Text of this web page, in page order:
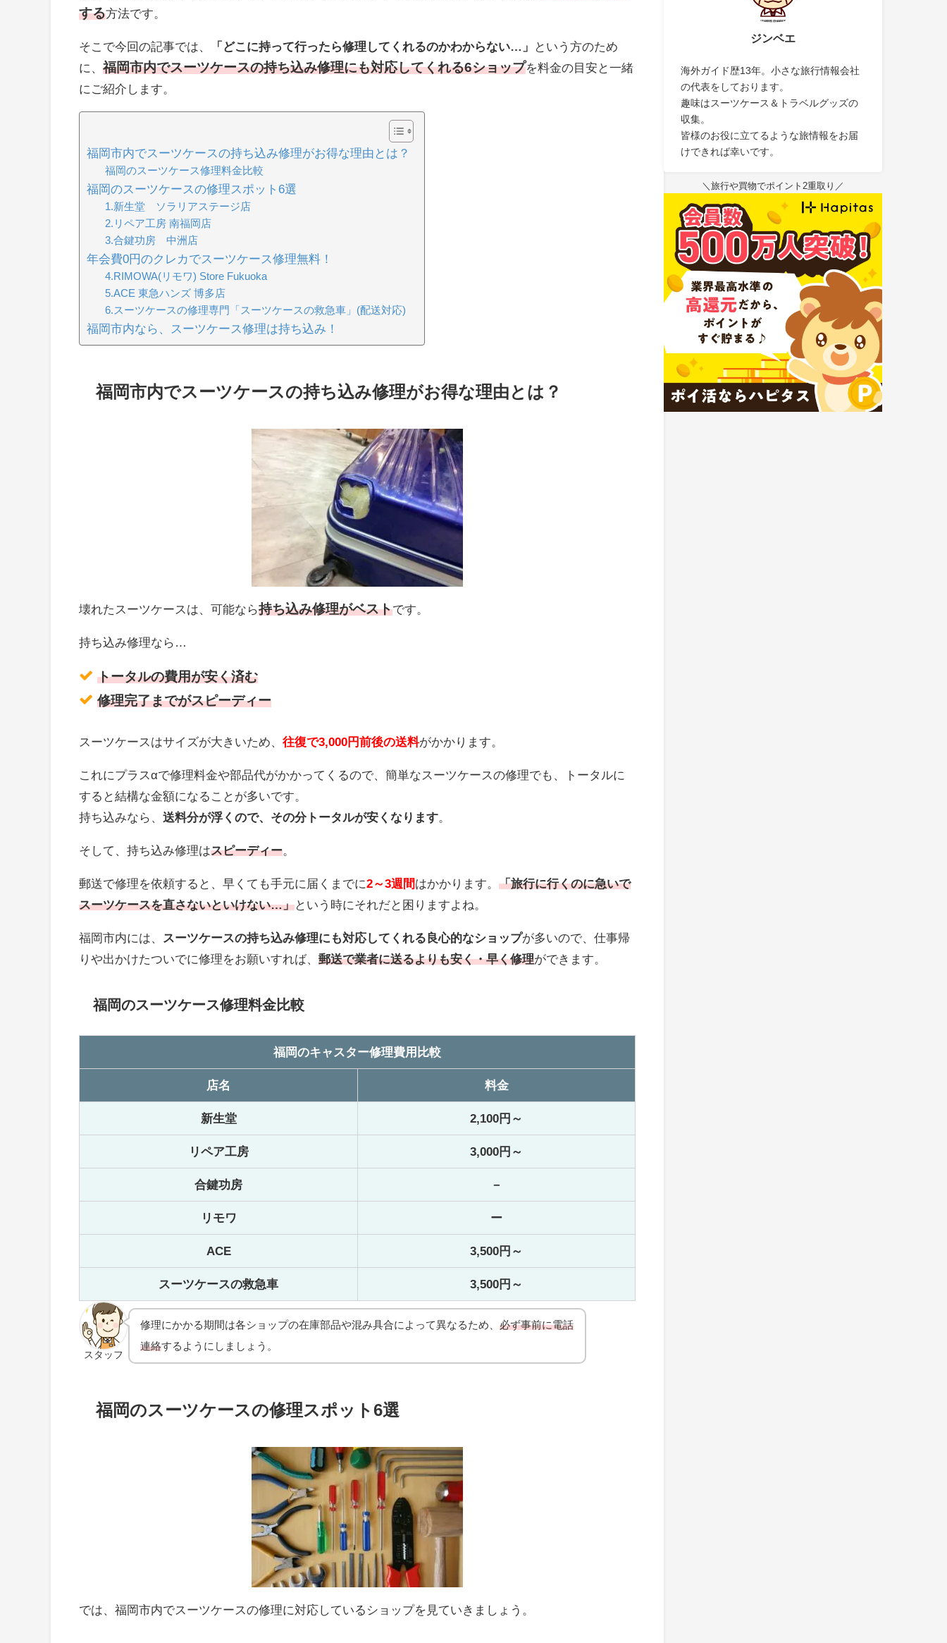
する方法です。
そこで今回の記事では、 「どこに持って行ったら修理してくれるのかわからない…」
という方のため
に、 福岡市内でスーツケースの持ち込み修理にも対応してくれる6ショップを料金の目安と一緒
にご紹介します。
福岡市内でスーツケースの持ち込み修理がお得な理由とは？
福岡のスーツケース修理料金比較
福岡のスーツケースの修理スポット6選
1.新生堂 ソラリアステージ店
2.リペア工房 南福岡店
3.合鍵功房 中洲店
年会費0円のクレカでスーツケース修理無料！
4.RIMOWA(リモワ) Store Fukuoka
5.ACE 東急ハンズ 博多店
6.スーツケースの修理専門「スーツケースの救急車」(配送対応)
福岡市内なら、スーツケース修理は持ち込み！
福岡市内でスーツケースの持ち込み修理がお得な理由とは？
壊れたスーツケースは、可能なら持ち込み修理がベストです。
持ち込み修理なら…
トータルの費用が安く済む
修理完了までがスピーディー
スーツケースはサイズが大きいため、 往復で3,000円前後の送料がかかります。
これにプラスαで修理料金や部品代がかかってくるので、簡単なスーツケースの修理でも、トータルに
すると結構な金額になることが多いです。
持ち込みなら、 送料分が浮くので、その分トータルが安くなります
そして、持ち込み修理はスピーディー
郵送で修理を依頼すると、早くても手元に届くまでに2～3週間はかかります。 「旅行に行くのに急いで
スーツケースを直さないといけない…」という時にそれだと困りますよね。
福岡市内には、 スーツケースの持ち込み修理にも対応してくれる良心的なショップが多いので、仕事帰
りや出かけたついでに修理をお願いすれば、 郵送で業者に送るよりも安く・早く修理ができます。
福岡のスーツケース修理料金比較
福岡のキャスター修理費用比較
店名 料金
新生堂 2,100円～
リペア工房 3,000円～
合鍵功房 －
リモワ ー
ACE 3,500円～
スーツケースの救急車 3,500円～
スタッフ
修理にかかる期間は各ショップの在庫部品や混み具合によって異なるため、必ず事前に電話
連絡するようにしましょう。
福岡のスーツケースの修理スポット6選
では、福岡市内でスーツケースの修理に対応しているショップを見ていきましょう。
ジンベエ
海外ガイド歴13年。小さな旅行情報会社
の代表をしております。
趣味はスーツケース＆トラベルグッズの
収集。
皆様のお役に立てるような旅情報をお届
けできれば幸いです。
＼旅行や買物でポイント2重取り／